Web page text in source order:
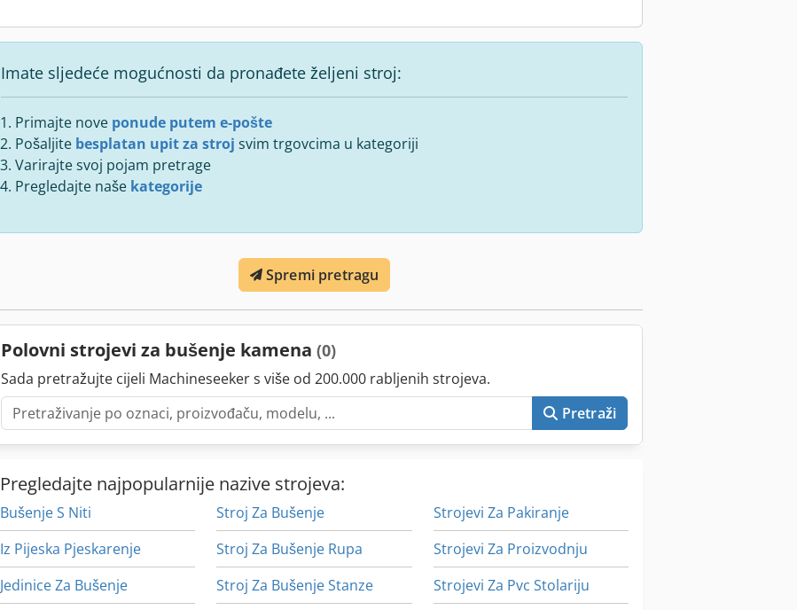
Imate sljedeće mogućnosti da pronađete željeni stroj:
Primajte nove ponude putem e-pošte
Pošaljite besplatan upit za stroj svim trgovcima u kategoriji
Varirajte svoj pojam pretrage
Pregledajte naše kategorije
Spremi pretragu
Polovni strojevi za bušenje kamena (0)
Sada pretražujte cijeli Machineseeker s više od 200.000 rabljenih strojeva.
Pretraži
Pregledajte najpopularnije nazive strojeva:
Bušenje S Niti
Iz Pijeska Pjeskarenje
Jedinice Za Bušenje
Stroj Za Bušenje
Stroj Za Bušenje Rupa
Stroj Za Bušenje Stanze
Strojevi Za Pakiranje
Strojevi Za Proizvodnju
Strojevi Za Pvc Stolariju